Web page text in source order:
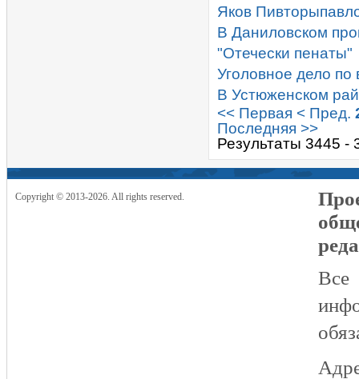
Яков
В Даниловском
"Отечески пенаты"
Уголовное дело по
В Устюженском
<< Первая < Пред.
Последняя >>
Результаты 3445 -
Copyright © 2013-2026. All rights reserved.